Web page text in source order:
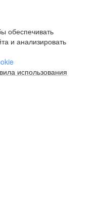
обеспечивать
и анализировать
использования